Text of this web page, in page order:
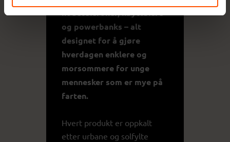
hodetelefoner, høyttalere
og powerbanks – alt
designet for å gjøre
hverdagen enklere og
morsommere for unge
mennesker som er mye på
farten.
Hvert produkt er oppkalt
etter urbane og solfylte